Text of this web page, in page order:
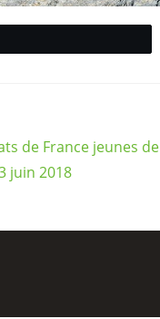
de France jeunes de
juin 2018